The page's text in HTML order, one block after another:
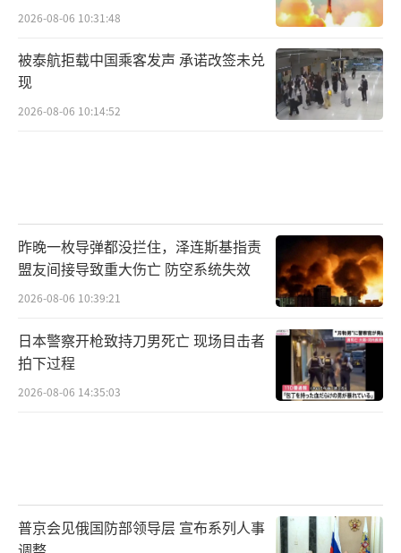
2026-08-06 10:31:48
被泰航拒载中国乘客发声 承诺改签未兑
现
2026-08-06 10:14:52
昨晚一枚导弹都没拦住，泽连斯基指责
盟友间接导致重大伤亡 防空系统失效
2026-08-06 10:39:21
日本警察开枪致持刀男死亡 现场目击者
拍下过程
2026-08-06 14:35:03
普京会见俄国防部领导层 宣布系列人事